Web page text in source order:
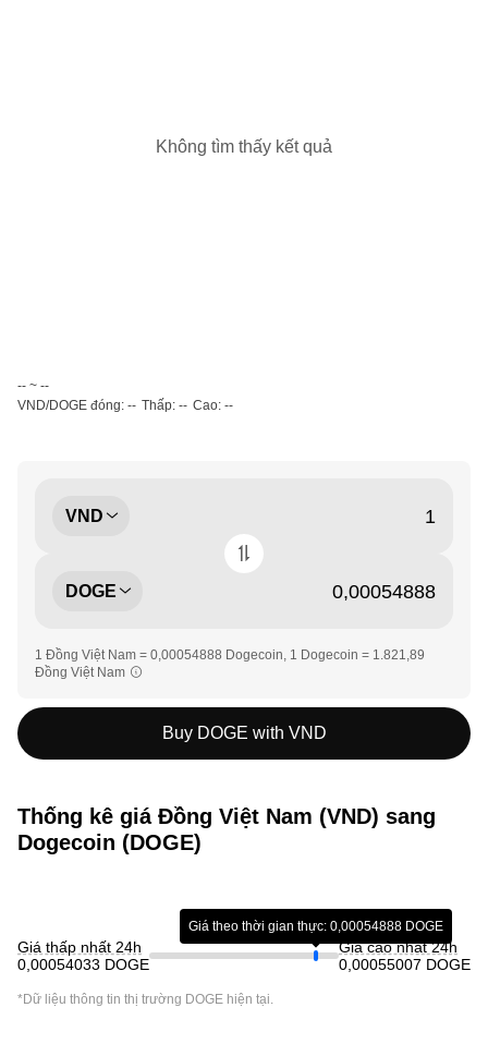
Không tìm thấy kết quả
-- ~ --
VND/DOGE đóng: -- Thấp: -- Cao: --
VND
DOGE
1 Đồng Việt Nam = 0,00054888 Dogecoin, 1 Dogecoin = 1.821,89
Đồng Việt Nam
Buy DOGE with VND
Thống kê giá Đồng Việt Nam (VND) sang
Dogecoin (DOGE)
Giá thấp nhất 24h
0,00054033 DOGE
Giá theo thời gian thực: 0,00054888 DOGE
Giá cao nhất 24h
0,00055007 DOGE
*Dữ liệu thông tin thị trường DOGE hiện tại.